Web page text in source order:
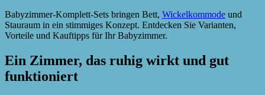
Babyzimmer-Komplett-Sets bringen Bett, Wickelkommode und
Stauraum in ein stimmiges Konzept. Entdecken Sie Varianten,
Vorteile und Kauftipps für Ihr Babyzimmer.
Ein Zimmer, das ruhig wirkt und gut
funktioniert